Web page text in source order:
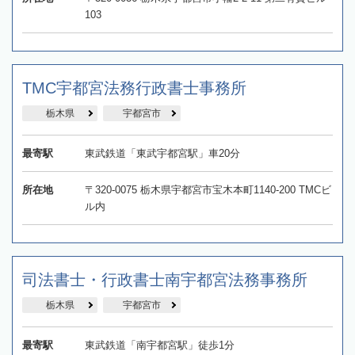
103
TMC宇都宮法務行政書士事務所
栃木県 宇都宮市
最寄駅 東武鉄道「東武宇都宮駅」車20分
所在地
〒320-0075 栃木県宇都宮市宝木本町1140-200 TMCビ
ル内
司法書士・行政書士南宇都宮法務事務所
栃木県 宇都宮市
最寄駅 東武鉄道「南宇都宮駅」徒歩1分